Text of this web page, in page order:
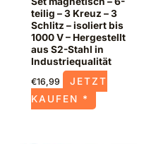
teilig – 3 Kreuz – 3
Schlitz – isoliert bis
1000 V – Hergestellt
aus S2-Stahl in
Industriequalität
€16,99
JETZT
KAUFEN *